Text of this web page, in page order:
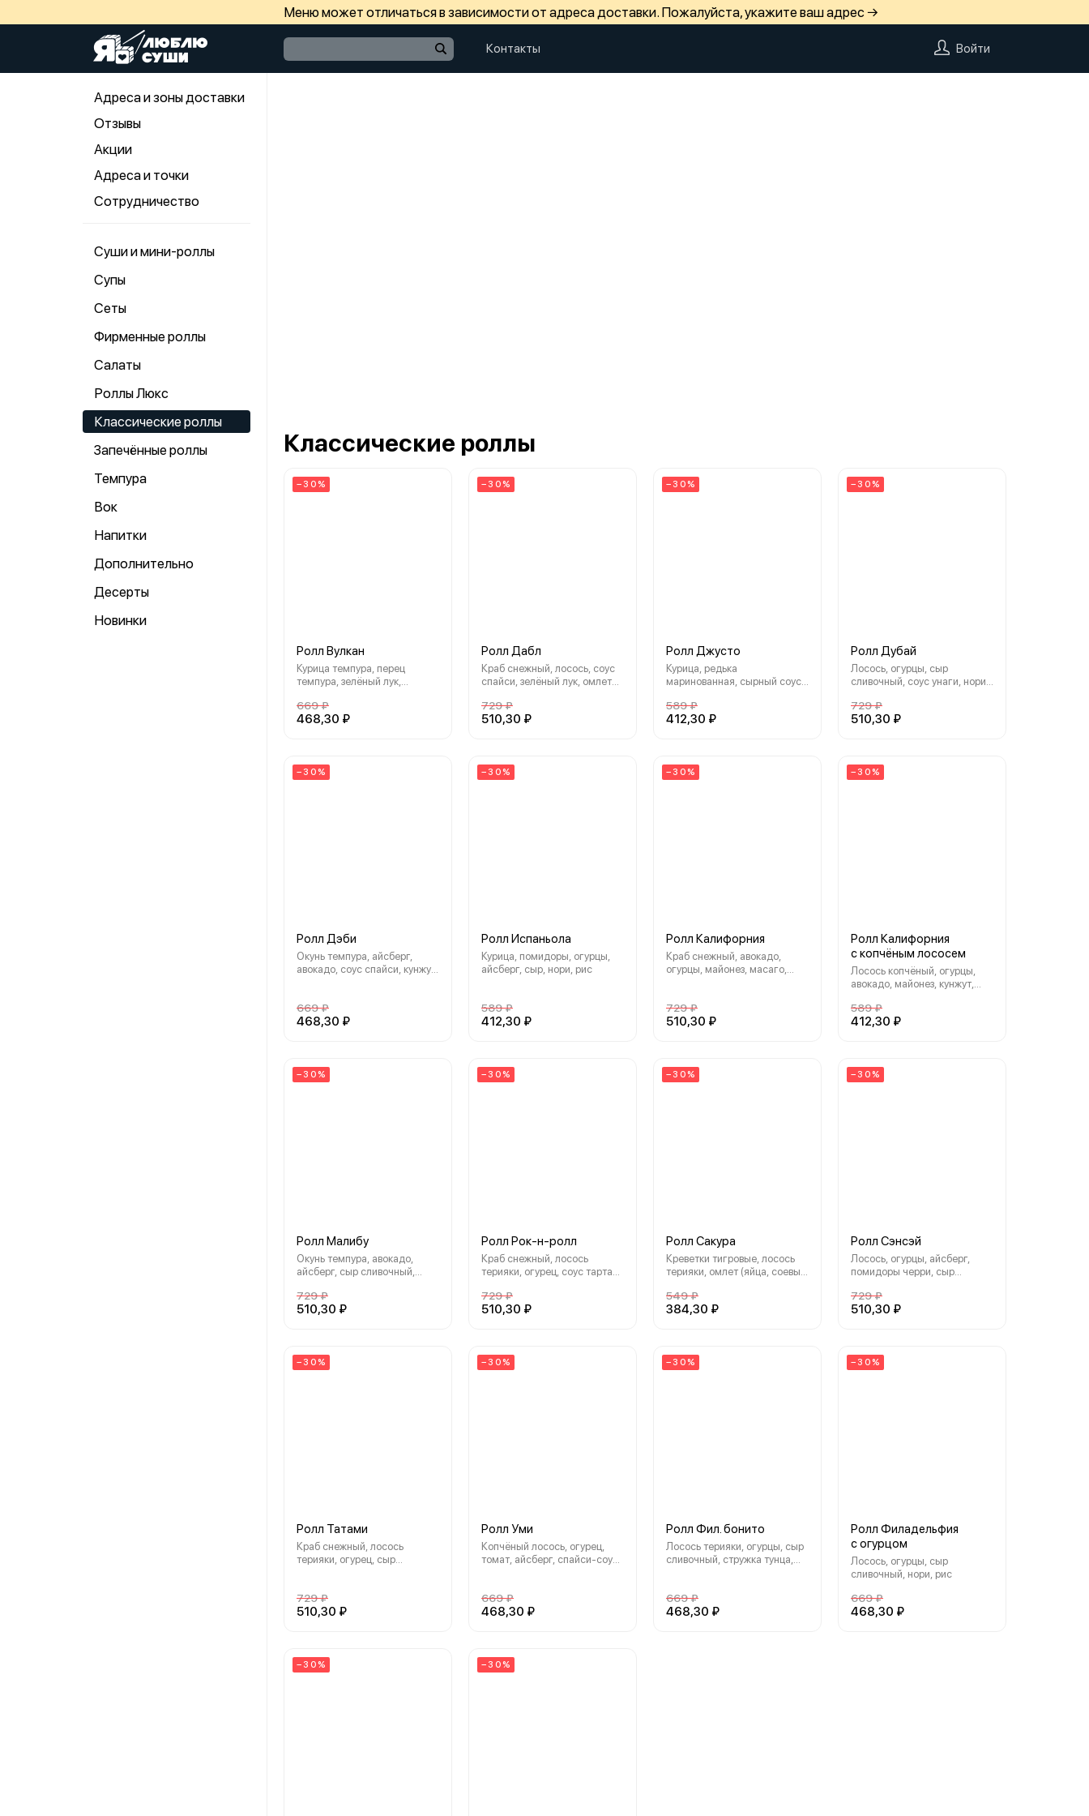
Меню может отличаться в зависимости от адреса доставки. Пожалуйста, укажите ваш адрес →
Контакты Войти
Адреса и зоны доставки
Отзывы
Акции
Адреса и точки
Сотрудничество
Суши и мини-роллы
Супы
Сеты
Фирменные роллы
Салаты
Роллы Люкс
Классические роллы
Запечённые роллы
Темпура
Вок
Напитки
Дополнительно
Десерты
Новинки
Классические роллы
−30%
Ролл Вулкан
Курица темпура, перец
темпура, зелёный лук,
669 ₽
468,30 ₽
−30%
Ролл Дабл
Краб снежный, лосось, соус
спайси, зелёный лук, омлет
аджиномото, вода, сахар,
растительное масло),
729 ₽
510,30 ₽
−30%
Ролл Джусто
Курица, редька
маринованная, сырный соус,
589 ₽
412,30 ₽
−30%
Ролл Дубай
Лосось, огурцы, сыр
сливочный, соус унаги, нори,
729 ₽
510,30 ₽
−30%
Ролл Дэби
Окунь темпура, айсберг,
авокадо, соус спайси, кунжут,
669 ₽
468,30 ₽
−30%
Ролл Испаньола
Курица, помидоры, огурцы,
айсберг, сыр, нори, рис
589 ₽
412,30 ₽
−30%
Ролл Калифорния
Краб снежный, авокадо,
огурцы, майонез, масаго,
729 ₽
510,30 ₽
−30%
Ролл Калифорния
с копчёным лососем
Лосось копчёный, огурцы,
авокадо, майонез, кунжут,
589 ₽
412,30 ₽
−30%
Ролл Малибу
Окунь темпура, авокадо,
айсберг, сыр сливочный,
729 ₽
510,30 ₽
−30%
Ролл Рок-н-ролл
Краб снежный, лосось
терияки, огурец, соус тартар,
729 ₽
510,30 ₽
−30%
Ролл Сакура
Креветки тигровые, лосось
терияки, омлет (яйца, соевый
сахар, растительное масло),
соус сырный, сыр сливочный,
549 ₽
384,30 ₽
−30%
Ролл Сэнсэй
Лосось, огурцы, айсберг,
помидоры черри, сыр
729 ₽
510,30 ₽
−30%
Ролл Татами
Краб снежный, лосось
терияки, огурец, сыр
729 ₽
510,30 ₽
−30%
Ролл Уми
Копчёный лосось, огурец,
томат, айсберг, спайси-соус,
669 ₽
468,30 ₽
−30%
Ролл Фил. бонито
Лосось терияки, огурцы, сыр
сливочный, стружка тунца,
669 ₽
468,30 ₽
−30%
Ролл Филадельфия
с огурцом
Лосось, огурцы, сыр
сливочный, нори, рис
669 ₽
468,30 ₽
−30% −30%